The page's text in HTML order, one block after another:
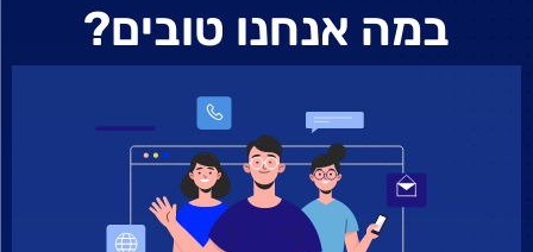
במה אנחנו טובים?